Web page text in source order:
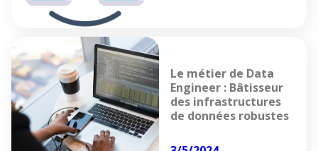
Le métier de Data
Engineer : Bâtisseur
des infrastructures
de données robustes